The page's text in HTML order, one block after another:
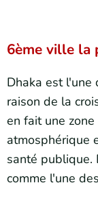
6ème ville la
Dhaka est l'une
raison de la
en fait une
atmosphérique
santé publique.
comme l'une